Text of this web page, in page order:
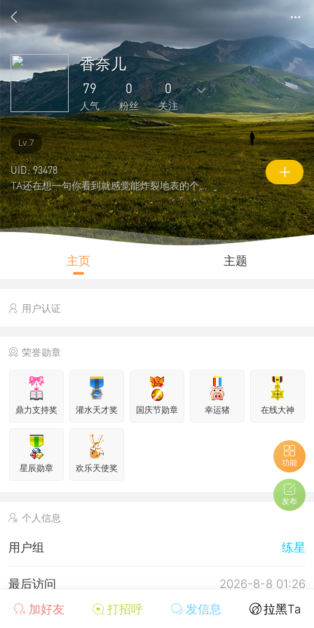
加好友 打招呼 发信息 拉黑Ta
香奈儿
79
人气
0
粉丝
0
关注
291
主题
16
回复
0
好友
0
粉丝
0
关注
0
说说
79
人气
4521
积分
Lv.7
UID: 93478
TA还在想一句你看到就感觉能炸裂地表的个性签名
主页 主题
用户认证
荣誉勋章
鼎力支持奖 灌水天才奖 国庆节勋章 幸运猪 在线大神
星辰勋章 欢乐天使奖
个人信息
用户组 练星
2026-8-8 01:26
最后访问
2026-8-7 22:51
上次活动时间
功能
发布